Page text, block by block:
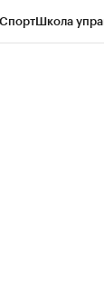
СпортШкола